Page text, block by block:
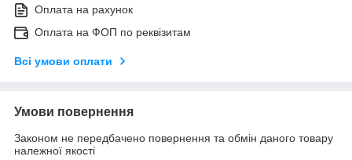
Оплата на рахунок
Оплата на ФОП по реквізитам
Всі умови оплати
Умови повернення
Законом не передбачено повернення та обмін даного товару
належної якості